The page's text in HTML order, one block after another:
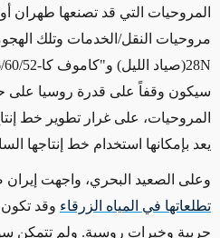
المروحيات التي قد تصنعها طهران
سيكون وقفاً على قدرة روسيا على
المروحيات، على غرار تطوير خط
يعد بإمكانها استخدام خط إنتاجها
وعلى الصعيد البحري، واجهت
تطلعاتها في المياه الزرقاء وقد
حربية وخبرات روسية. ولم تتمكن